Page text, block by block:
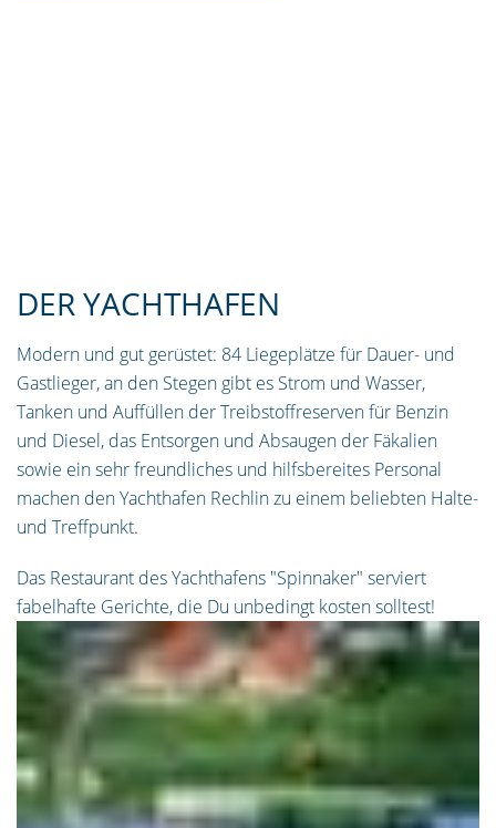
DER YACHTHAFEN
Modern und gut gerüstet: 84 Liegeplätze für Dauer- und
Gastlieger, an den Stegen gibt es Strom und Wasser,
Tanken und Auffüllen der Treibstoffreserven für Benzin
und Diesel, das Entsorgen und Absaugen der Fäkalien
sowie ein sehr freundliches und hilfsbereites Personal
machen den Yachthafen Rechlin zu einem beliebten Halte-
und Treffpunkt.
Das Restaurant des Yachthafens "Spinnaker" serviert
fabelhafte Gerichte, die Du unbedingt kosten solltest!